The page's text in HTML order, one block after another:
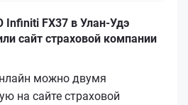
FX37 в Улан-Удэ
сайт страховой компании
можно двумя
на сайте страховой